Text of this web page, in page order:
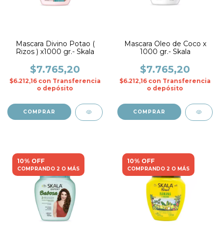
Mascara Divino Potao (
Rizos ) x1000 gr.- Skala
$7.765,20
$6.212,16 con Transferencia
o depósito
Mascara Oleo de Coco x
1000 gr.- Skala
$7.765,20
$6.212,16 con Transferencia
o depósito
10% OFF
COMPRANDO 2 O MÁS
10% OFF
COMPRANDO 2 O MÁS